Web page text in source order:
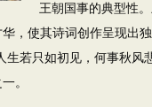
王朝国事的典型性
，使其诗词创作呈现出
若只如初见，何事秋风
。